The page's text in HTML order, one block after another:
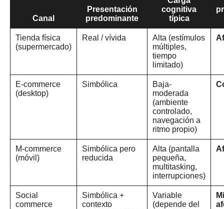
Canal
Presentación
predominante
cognitiva
típica
Tienda física
(supermercado)
Real / vívida
Alta (estímulos
múltiples,
tiempo
limitado)
E-commerce
(desktop)
Simbólica
Baja-
moderada
(ambiente
controlado,
navegación a
ritmo propio)
M-commerce
(móvil)
Simbólica pero
reducida
Alta (pantalla
pequeña,
multitasking,
interrupciones)
Social
commerce
Simbólica +
contexto
Variable
(depende del